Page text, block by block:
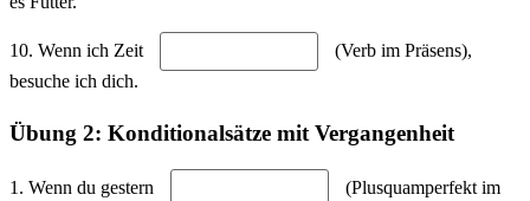
10. Wenn ich Zeit
(Verb im Präsens),
besuche ich dich.
Übung 2: Konditionalsätze mit Vergangenheit
1. Wenn du gestern
(Plusquamperfekt im